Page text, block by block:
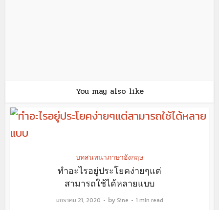
You may also like
บทสนทนาภาษาอังกฤษ
ทำอะไรอยู่ประโยคง่ายๆแต่
สามารถใช้ได้หลายแบบ
มกราคม 21, 2020 by Sine 1 min read